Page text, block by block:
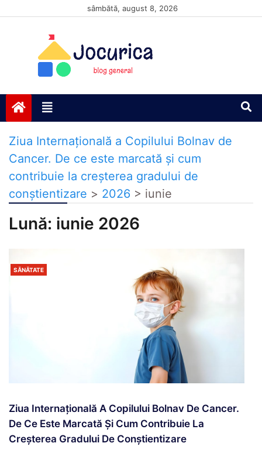
sâmbătă, august 8, 2026
Jocurică blog
Ziua Internațională a Copilului Bolnav de
Cancer. De ce este marcată și cum
contribuie la creșterea gradului de
conștientizare > 2026 > iunie
Lună: iunie 2026
SĂNĂTATE
Ziua Internațională A Copilului Bolnav De Cancer.
De Ce Este Marcată Și Cum Contribuie La
Creșterea Gradului De Conștientizare